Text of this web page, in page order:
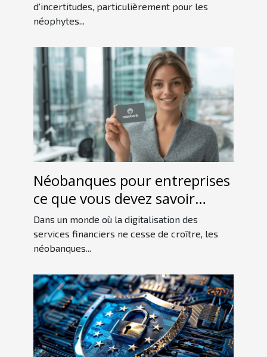
d'incertitudes, particulièrement pour les
néophytes...
Néobanques pour entreprises
ce que vous devez savoir
avant de choisir
Dans un monde où la digitalisation des
services financiers ne cesse de croître, les
néobanques...